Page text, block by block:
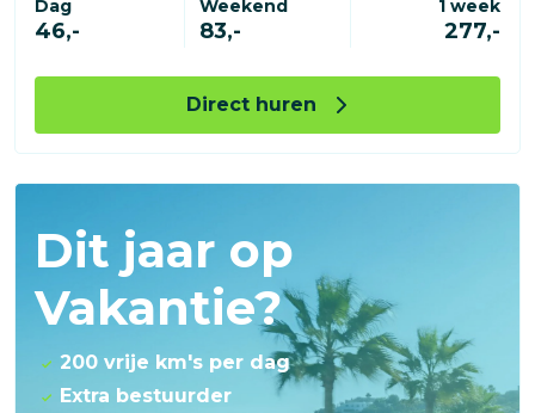
Dag
46,-
Weekend
83,-
1 week
277,-
Direct huren
Dit jaar op
Vakantie?
200 vrije km's per dag
Extra bestuurder